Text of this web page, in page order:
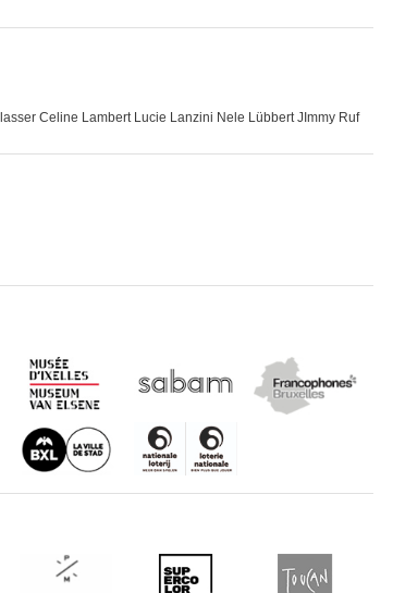
Celine Lambert Lucie Lanzini Nele Lübbert JImmy Ruf